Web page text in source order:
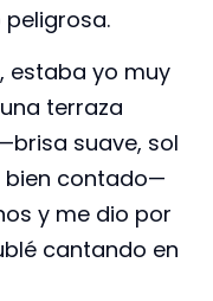
estaba yo muy
terraza
suave, sol
bien contado—
y me dio por
cantando en